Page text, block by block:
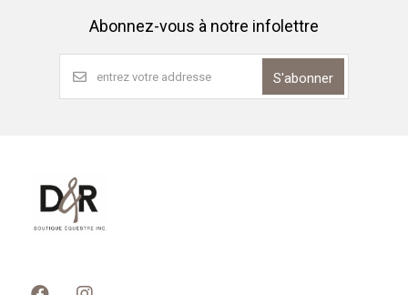
Abonnez-vous à notre infolettre
S'abonner